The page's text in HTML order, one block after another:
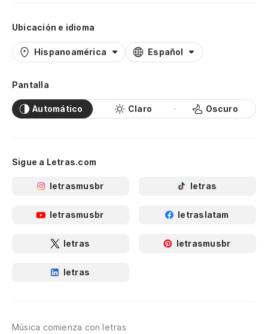
Ubicación e idioma
Hispanoamérica Español
Pantalla
Automático Claro Oscuro
Sigue a Letras.com
letrasmusbr letras
letrasmusbr letraslatam
letras letrasmusbr
letras
Música comienza con letras